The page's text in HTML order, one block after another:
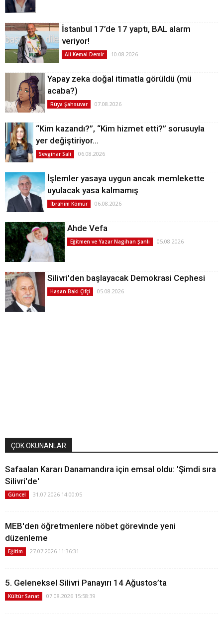
İstanbul 17’de 17 yaptı, BAL alarm
veriyor!
Ali Kemal Demir 10.08.2026
Yapay zeka doğal itimatla görüldü (mü
acaba?)
Rüya Şahsuvar 07.08.2026
“Kim kazandı?”, “Kim hizmet etti?” sorusuyla
yer değiştiriyor…
Sevginar Sali 06.08.2026
İşlemler yasaya uygun ancak memlekette
uyulacak yasa kalmamış
İbrahim Kömür 06.08.2026
Ahde Vefa
Eğitmen ve Yazar Nagihan Şanlı 05.08.2026
Silivri'den başlayacak Demokrasi Cephesi
Hasan Baki Çifçi 05.08.2026
ÇOK OKUNANLAR
Safaalan Kararı Danamandıra için emsal oldu: 'Şimdi sıra
Silivri'de'
Güncel 31.07.2026 14:00:05
MEB'den öğretmenlere nöbet görevinde yeni
düzenleme
Eğitim 27.07.2026 11:36:31
5. Geleneksel Silivri Panayırı 14 Ağustos’ta
Kültür Sanat 07.08.2026 15:58:39